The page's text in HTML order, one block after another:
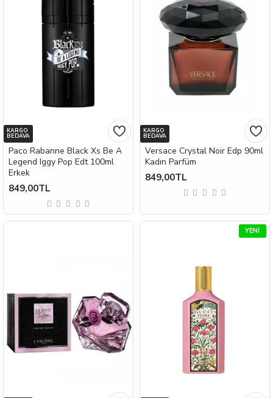
KARGO
BEDAVA
Paco Rabanne Black Xs Be A
Legend Iggy Pop Edt 100ml
Erkek
849,00TL
KARGO
BEDAVA
Versace Crystal Noir Edp 90ml
Kadın Parfüm
849,00TL
YENI